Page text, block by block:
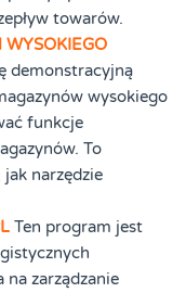
towarów.
demonstracyjną
wysokiego
funkcje
To
jak narzędzie
Ten program jest
na zarządzanie